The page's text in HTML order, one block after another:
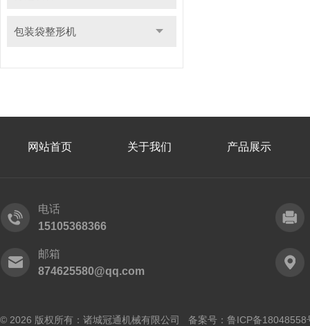
包装袋整形机
网站首页 关于我们 产品展示
电话
15105368366
邮箱
874625580@qq.com
© 2026 版权所有：诸城冠通机械有限公司 备案号： 鲁ICP备18048558